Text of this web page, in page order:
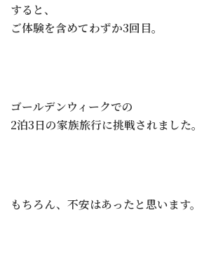
すると、
ご体験を含めてわずか3回目。
ゴールデンウィークでの
2泊3日の家族旅行に挑戦されました。
もちろん、不安はあったと思います。